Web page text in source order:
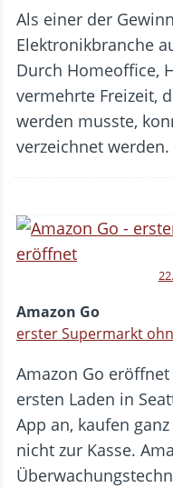
Als einer der
Elektronikbranche
Durch Homeoffice,
vermehrte Freizeit,
werden musste,
verzeichnet werden.
Amazon Go
erster Supermarkt
Amazon Go
ersten Laden in
App an, kaufen
nicht zur Kasse.